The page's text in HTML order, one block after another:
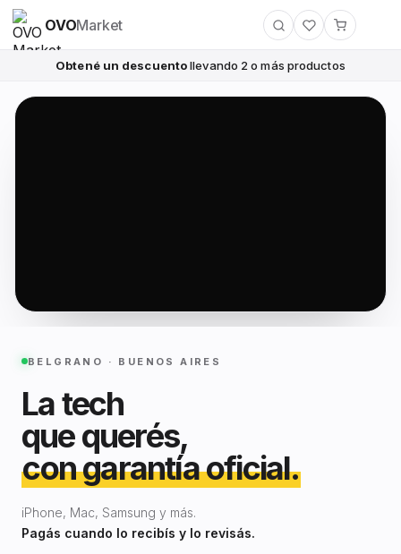
OVOMarket
Obtené un descuentollevando 2 o más productos
BELGRANO · BUENOS AIRES
La tech
que querés,
con garantía oficial.
iPhone, Mac, Samsung y más.
Pagás cuando lo recibís y lo revisás.